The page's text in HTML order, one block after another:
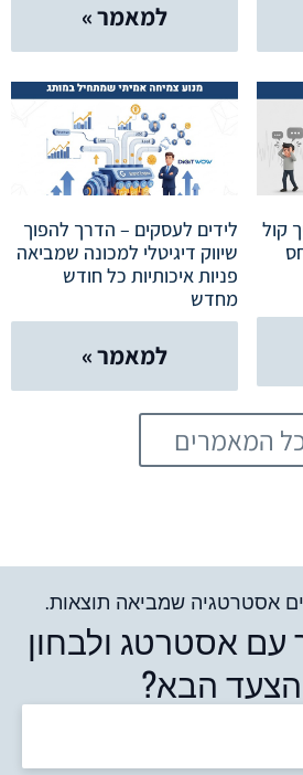
למאמר »
קול
לידים לעסקים – הדרך להפוך
שיווק דיגיטלי למכונה שמביאה
פניות איכותיות כל חודש
מחדש
למאמר »
המאמרים
אסטרטגיה שמביאה תוצאות.
עם אסטרטג ולבחון
הבא?